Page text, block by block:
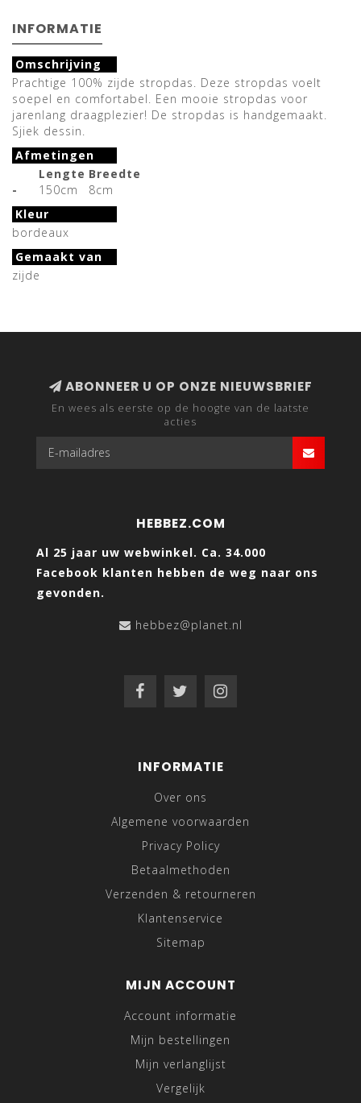
INFORMATIE
Omschrijving
Prachtige 100% zijde stropdas. Deze stropdas voelt
soepel en comfortabel. Een mooie stropdas voor
jarenlang draagplezier! De stropdas is handgemaakt.
Sjiek dessin.
Afmetingen
Lengte Breedte
-
150cm
8cm
Kleur
bordeaux
Gemaakt van
zijde
ABONNEER U OP ONZE NIEUWSBRIEF
En wees als eerste op de hoogte van de laatste
acties
HEBBEZ.COM
Al 25 jaar uw webwinkel. Ca. 34.000
Facebook klanten hebben de weg naar ons
gevonden.
hebbez@planet.nl
INFORMATIE
Over ons
Algemene voorwaarden
Privacy Policy
Betaalmethoden
Verzenden & retourneren
Klantenservice
Sitemap
MIJN ACCOUNT
Account informatie
Mijn bestellingen
Mijn verlanglijst
Vergelijk